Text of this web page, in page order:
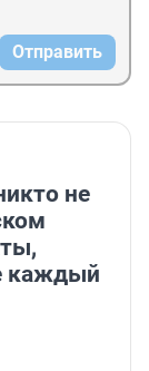
Отправить
не
каждый